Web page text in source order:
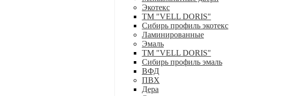
Экотекс
ТМ "VELL DORIS"
Сибирь профиль экотекс
Ламинированные
Эмаль
ТМ "VELL DORIS"
Сибирь профиль эмаль
ВФД
ПВХ
Дера